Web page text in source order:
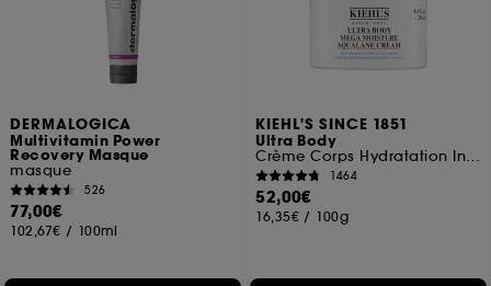
DERMALOGICA
Multivitamin Power
Recovery Masque
masque
526
77,00€
102,67€ / 100ml
KIEHL'S SINCE 1851
Ultra Body
Crème Corps Hydratation Intense au Squalane
1464
52,00€
16,35€ / 100g